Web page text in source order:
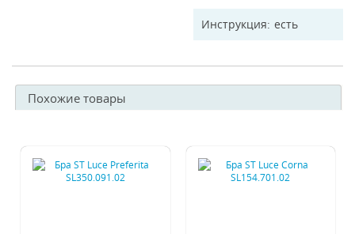
Инструкция есть
Похожие товары